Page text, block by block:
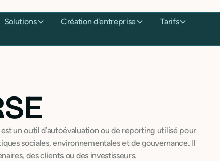
Solutions Création d'entreprise
Tarifs
un outil d’autoévaluation ou de reporting utilisé pour
sociales, environnementales et de gouvernance. Il
des clients ou des investisseurs.